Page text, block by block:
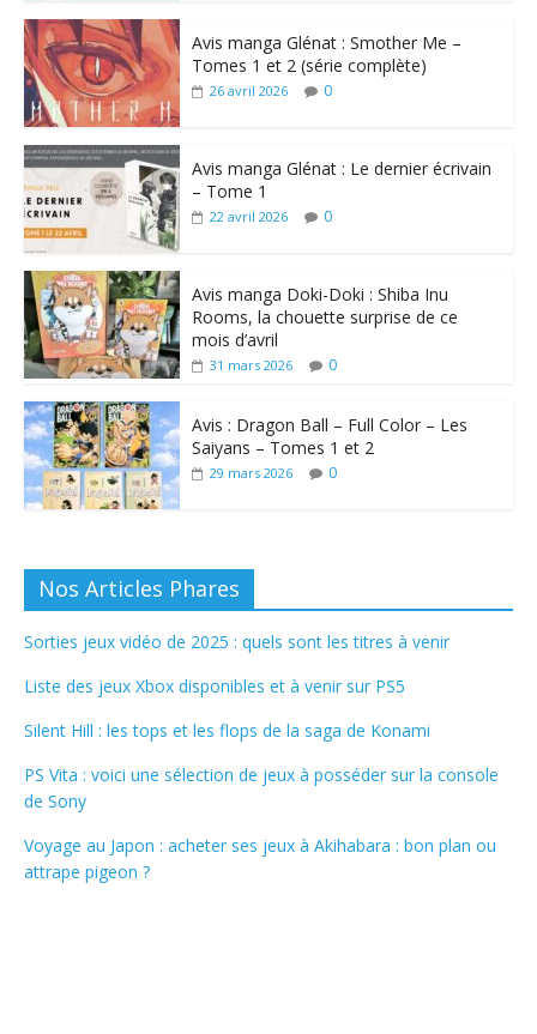
Avis manga Glénat : Smother Me –
Tomes 1 et 2 (série complète)
26 avril 2026 0
Avis manga Glénat : Le dernier écrivain
– Tome 1
22 avril 2026 0
Avis manga Doki-Doki : Shiba Inu
Rooms, la chouette surprise de ce
mois d’avril
31 mars 2026 0
Avis : Dragon Ball – Full Color – Les
Saiyans – Tomes 1 et 2
29 mars 2026 0
Nos Articles Phares
Sorties jeux vidéo de 2025 : quels sont les titres à venir
Liste des jeux Xbox disponibles et à venir sur PS5
Silent Hill : les tops et les flops de la saga de Konami
PS Vita : voici une sélection de jeux à posséder sur la console
de Sony
Voyage au Japon : acheter ses jeux à Akihabara : bon plan ou
attrape pigeon ?